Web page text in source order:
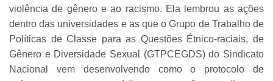
violência de gênero e ao racismo. Ela lembrou as ações
dentro das universidades e as que o Grupo de Trabalho de
Políticas de Classe para as Questões Étnico-raciais, de
Gênero e Diversidade Sexual (GTPCEGDS) do Sindicato
Nacional vem desenvolvendo como o protocolo de